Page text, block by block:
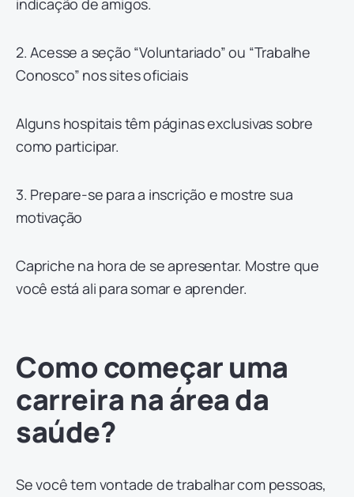
indicação de amigos.
2. Acesse a seção “Voluntariado” ou “Trabalhe
Conosco” nos sites oficiais
Alguns hospitais têm páginas exclusivas sobre
como participar.
3. Prepare-se para a inscrição e mostre sua
motivação
Capriche na hora de se apresentar. Mostre que
você está ali para somar e aprender.
Como começar uma
carreira na área da
saúde?
Se você tem vontade de trabalhar com pessoas,